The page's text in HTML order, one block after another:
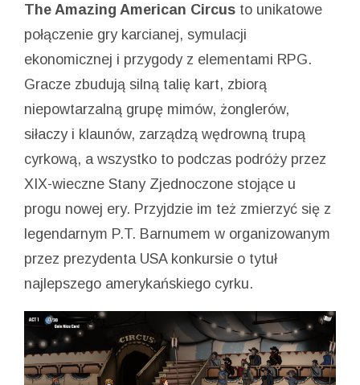
The Amazing American Circus to unikatowe
połączenie gry karcianej, symulacji
ekonomicznej i przygody z elementami RPG.
Gracze zbudują silną talię kart, zbiorą
niepowtarzalną grupę mimów, żonglerów,
siłaczy i klaunów, zarządzą wędrowną trupą
cyrkową, a wszystko to podczas podróży przez
XIX-wieczne Stany Zjednoczone stojące u
progu nowej ery. Przyjdzie im też zmierzyć się z
legendarnym P.T. Barnumem w organizowanym
przez prezydenta USA konkursie o tytuł
najlepszego amerykańskiego cyrku.